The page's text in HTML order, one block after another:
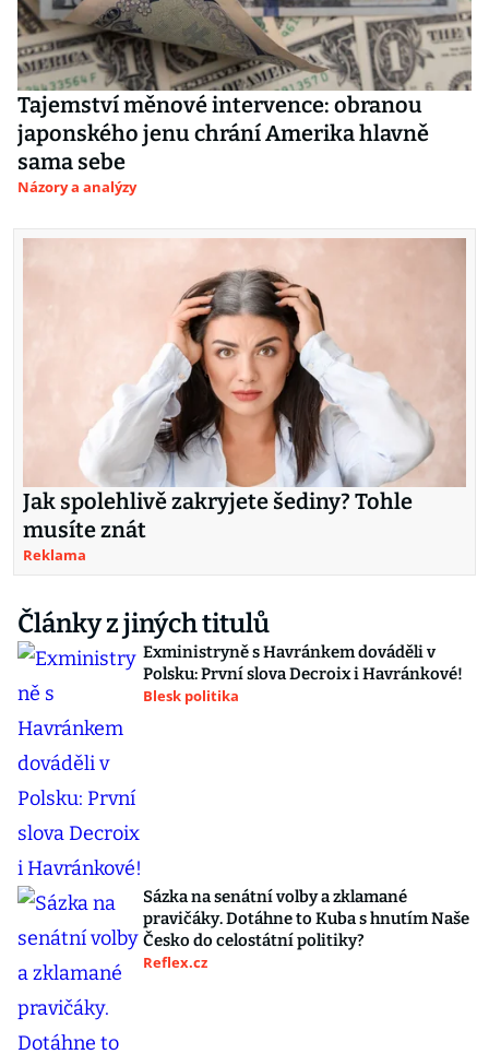
Tajemství měnové intervence: obranou
japonského jenu chrání Amerika hlavně
sama sebe
Názory a analýzy
Jak spolehlivě zakryjete šediny? Tohle
musíte znát
Reklama
Články z jiných titulů
Exministryně s Havránkem dováděli v
Polsku: První slova Decroix i Havránkové!
Blesk politika
Sázka na senátní volby a zklamané
pravičáky. Dotáhne to Kuba s hnutím Naše
Česko do celostátní politiky?
Reflex.cz